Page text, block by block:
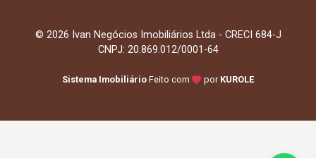
© 2026 Ivan Negócios Imobiliários Ltda - CRECI 684-J
CNPJ: 20.869.012/0001-64
Sistema Imobiliário Feito com por KUROLE